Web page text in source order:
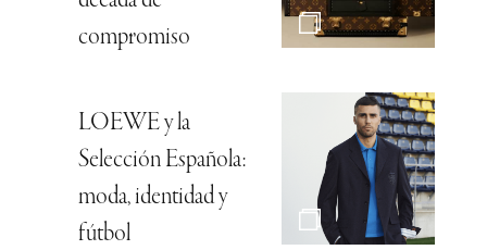
compromiso
LOEWE y la
Selección Española:
moda, identidad y
fútbol